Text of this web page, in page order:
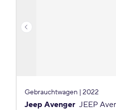
Gebrauchtwagen | 2022
Jeep Avenger JEEP